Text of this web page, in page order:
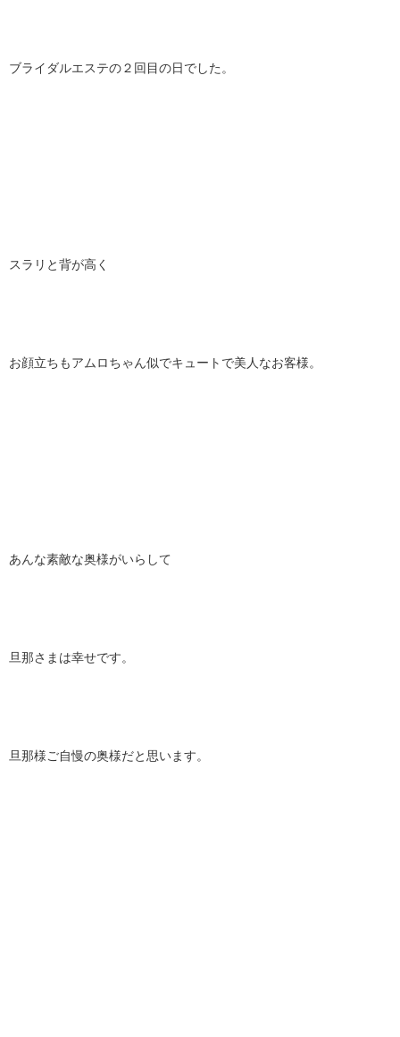
ブライダルエステの２回目の日でした。
スラリと背が高く
お顔立ちもアムロちゃん似でキュートで美人なお客様。
あんな素敵な奥様がいらして
旦那さまは幸せです。
旦那様ご自慢の奥様だと思います。